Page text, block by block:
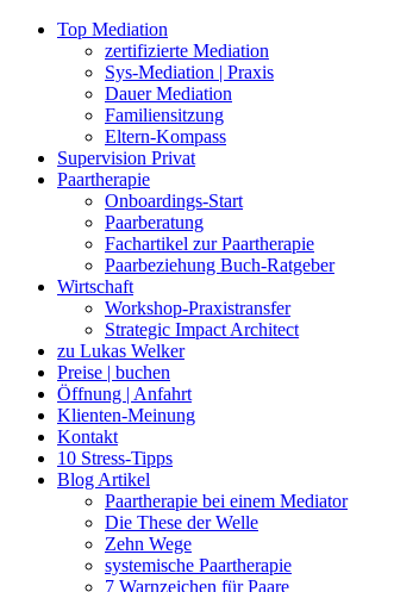
Top Mediation
zertifizierte Mediation
Sys-Mediation | Praxis
Dauer Mediation
Familiensitzung
Eltern-Kompass
Supervision Privat
Paartherapie
Onboardings-Start
Paarberatung
Fachartikel zur Paartherapie
Paarbeziehung Buch-Ratgeber
Wirtschaft
Workshop-Praxistransfer
Strategic Impact Architect
zu Lukas Welker
Preise | buchen
Öffnung | Anfahrt
Klienten-Meinung
Kontakt
10 Stress-Tipps
Blog Artikel
Paartherapie bei einem Mediator
Die These der Welle
Zehn Wege
systemische Paartherapie
7 Warnzeichen für Paare